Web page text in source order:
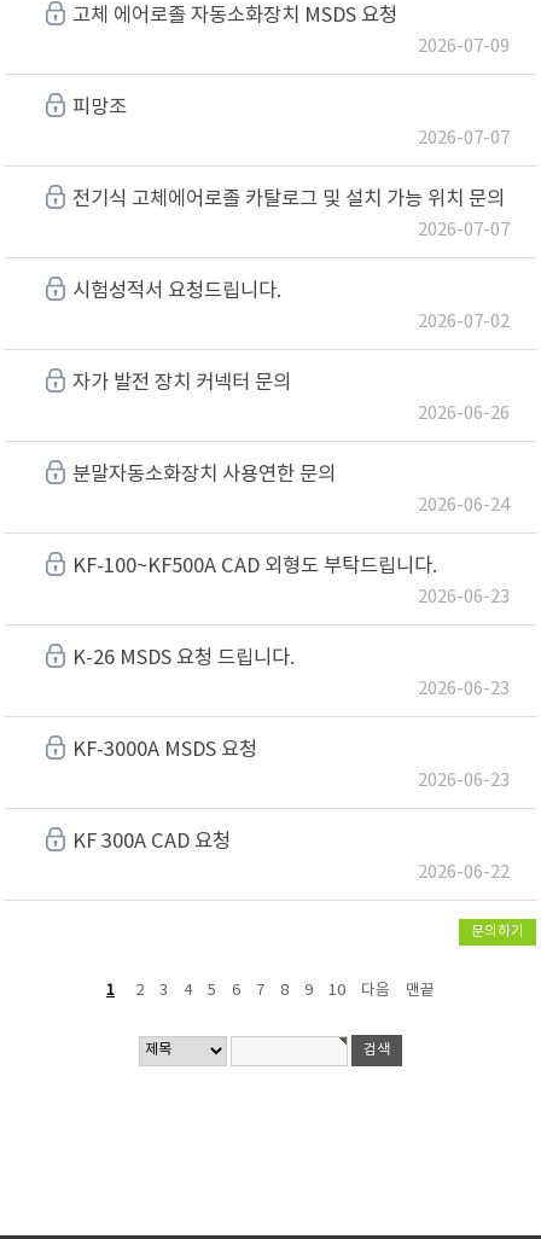
고체 에어로졸 자동소화장치 MSDS 요청
2026-07-09
피망조
2026-07-07
전기식 고체에어로졸 카탈로그 및 설치 가능 위치 문의
2026-07-07
시험성적서 요청드립니다.
2026-07-02
자가 발전 장치 커넥터 문의
2026-06-26
분말자동소화장치 사용연한 문의
2026-06-24
KF-100~KF500A CAD 외형도 부탁드립니다.
2026-06-23
K-26 MSDS 요청 드립니다.
2026-06-23
KF-3000A MSDS 요청
2026-06-23
KF 300A CAD 요청
2026-06-22
문의하기
1 2 3 4 5 6 7 8 9 10 다음 맨끝